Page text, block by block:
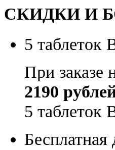
СКИДКИ И
5 таблеток
При заказе
2190
5 таблеток
Бесплатная